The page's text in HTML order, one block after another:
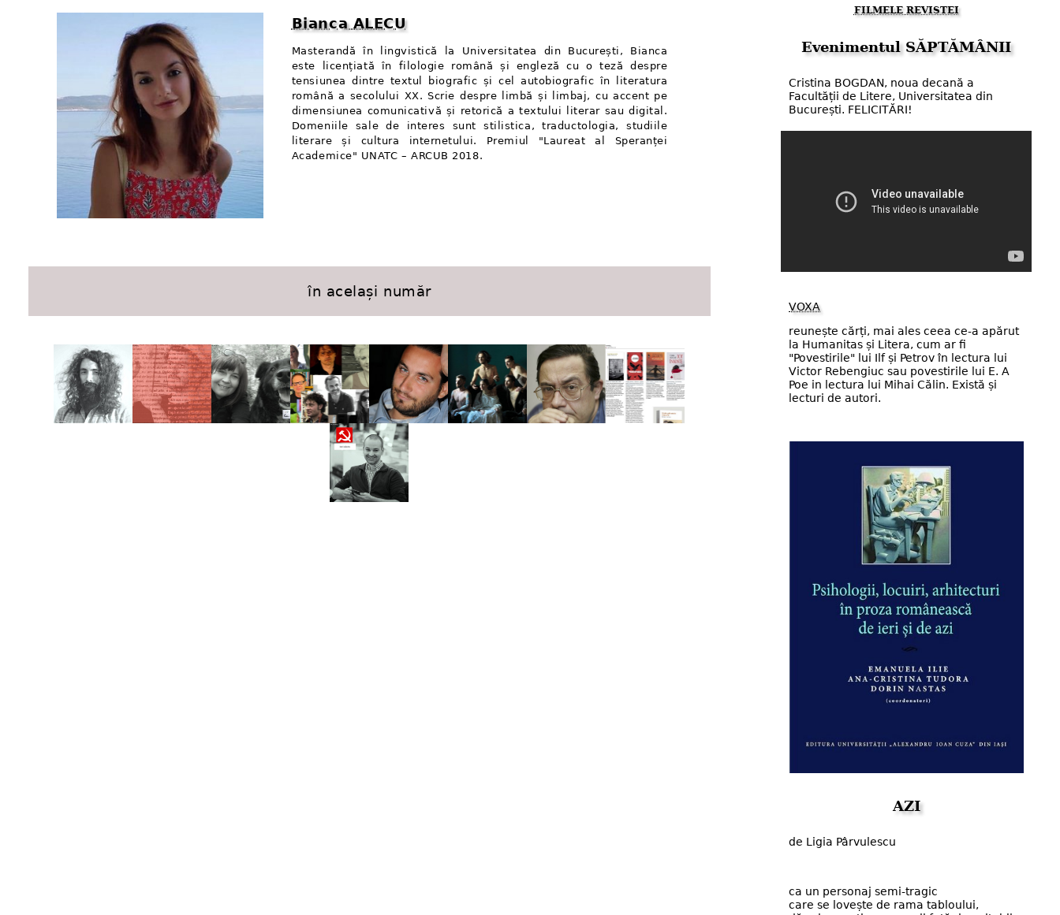
Bianca ALECU
Masterandă în lingvistică la Universitatea din București, Bianca
este licențiată în filologie română și engleză cu o teză despre
tensiunea dintre textul biografic și cel autobiografic în literatura
română a secolului XX. Scrie despre limbă și limbaj, cu accent pe
dimensiunea comunicativă și retorică a textului literar sau digital.
Domeniile sale de interes sunt stilistica, traductologia, studiile
literare și cultura internetului. Premiul "Laureat al Speranței
Academice" UNATC – ARCUB 2018.
în același număr
FILMELE REVISTEI
Evenimentul SĂPTĂMÂNII
Cristina BOGDAN, noua decană a
Facultății de Litere, Universitatea din
București. FELICITĂRI!
VOXA
reunește cărți, mai ales ceea ce-a apărut
la Humanitas și Litera, cum ar fi
"Povestirile" lui Ilf și Petrov în lectura lui
Victor Rebengiuc sau povestirile lui E. A
Poe in lectura lui Mihai Călin. Există și
lecturi de autori.
AZI
de Ligia Pârvulescu
ca un personaj semi-tragic
care se lovește de rama tabloului,